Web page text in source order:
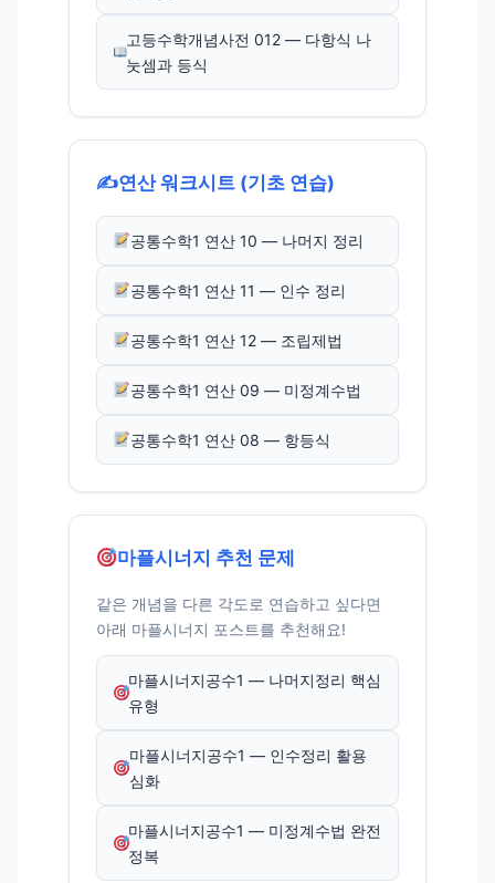
고등수학개념사전 012 — 다항식 나
눗셈과 등식
✍️연산 워크시트 (기초 연습)
공통수학1 연산 10 — 나머지 정리
공통수학1 연산 11 — 인수 정리
공통수학1 연산 12 — 조립제법
공통수학1 연산 09 — 미정계수법
공통수학1 연산 08 — 항등식
마플시너지 추천 문제
같은 개념을 다른 각도로 연습하고 싶다면
아래 마플시너지 포스트를 추천해요!
마플시너지공수1 — 나머지정리 핵심
유형
마플시너지공수1 — 인수정리 활용
심화
마플시너지공수1 — 미정계수법 완전
정복